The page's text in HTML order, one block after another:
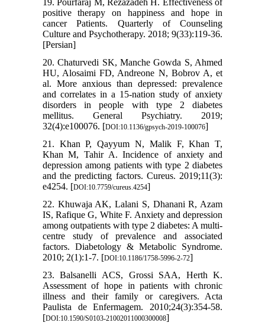
19. Pourfaraj M, Rezazadeh H. Effectiveness of
positive therapy on happiness and hope in
cancer Patients. Quarterly of Counseling
Culture and Psychotherapy. 2018; 9(33):119-36.
[Persian]
20. Chaturvedi SK, Manche Gowda S, Ahmed
HU, Alosaimi FD, Andreone N, Bobrov A, et
al. More anxious than depressed: prevalence
and correlates in a 15-nation study of anxiety
disorders in people with type 2 diabetes
mellitus. General Psychiatry. 2019;
32(4):e100076. [DOI:10.1136/gpsych-2019-100076]
21. Khan P, Qayyum N, Malik F, Khan T,
Khan M, Tahir A. Incidence of anxiety and
depression among patients with type 2 diabetes
and the predicting factors. Cureus. 2019;11(3):
e4254. [DOI:10.7759/cureus.4254]
22. Khuwaja AK, Lalani S, Dhanani R, Azam
IS, Rafique G, White F. Anxiety and depression
among outpatients with type 2 diabetes: A multi-
centre study of prevalence and associated
factors. Diabetology & Metabolic Syndrome.
2010; 2(1):1-7. [DOI:10.1186/1758-5996-2-72]
23. Balsanelli ACS, Grossi SAA, Herth K.
Assessment of hope in patients with chronic
illness and their family or caregivers. Acta
Paulista de Enfermagem. 2010;24(3):354-58.
[DOI:10.1590/S0103-21002011000300008]